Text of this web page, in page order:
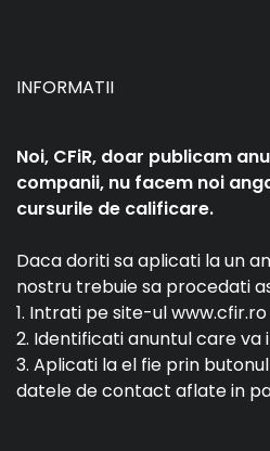
INFORMATII
Noi, CFiR, doar publicam
companii, nu facem noi
cursurile de calificare.
Daca doriti sa aplicati la un
nostru trebuie sa procedati
1. Intrati pe site-ul www.cfir.ro
2. Identificati anuntul care va
3. Aplicati la el fie prin
datele de contact aflate in